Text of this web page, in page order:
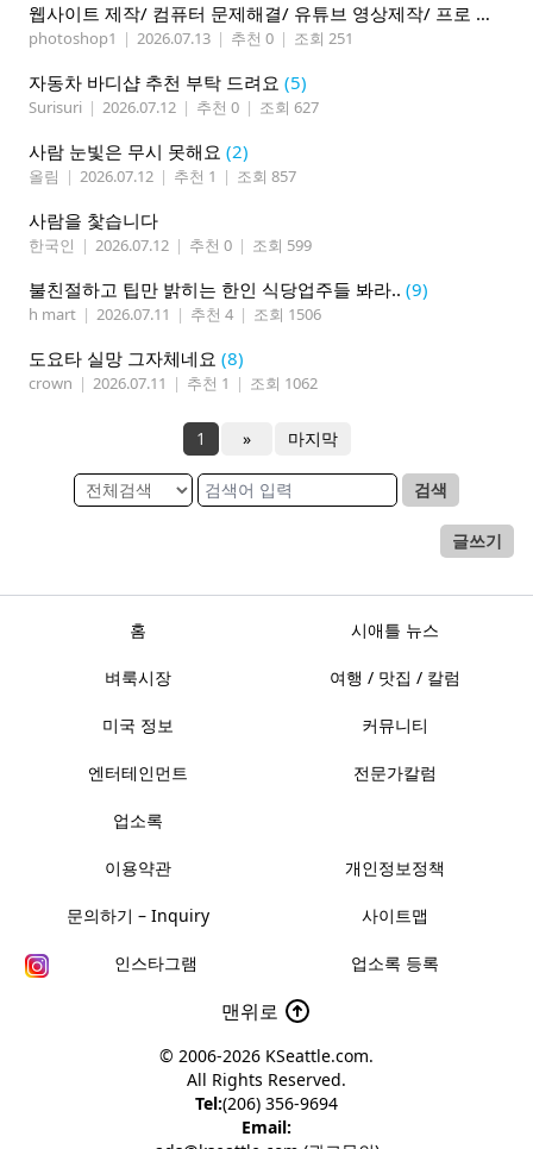
웹사이트 제작/ 컴퓨터 문제해결/ 유튜브 영상제작/ 프로 사진촬영
photoshop1 | 2026.07.13 | 추천 0 | 조회 251
자동차 바디샵 추천 부탁 드려요 (5)
Surisuri | 2026.07.12 | 추천 0 | 조회 627
사람 눈빛은 무시 못해요 (2)
올림 | 2026.07.12 | 추천 1 | 조회 857
사람을 찿습니다
한국인 | 2026.07.12 | 추천 0 | 조회 599
불친절하고 팁만 밝히는 한인 식당업주들 봐라.. (9)
h mart | 2026.07.11 | 추천 4 | 조회 1506
도요타 실망 그자체네요 (8)
crown | 2026.07.11 | 추천 1 | 조회 1062
1 » 마지막
검색
글쓰기
홈 시애틀 뉴스
벼룩시장 여행 / 맛집 / 칼럼
미국 정보 커뮤니티
엔터테인먼트 전문가칼럼
업소록
이용약관 개인정보정책
문의하기 – Inquiry 사이트맵
인스타그램 업소록 등록
맨위로
© 2006-2026 KSeattle.com.
All Rights Reserved.
Tel:(206) 356-9694
Email: